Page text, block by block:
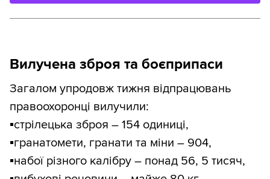
Вилучена зброя та боєприпаси
Загалом упродовж тижня відпрацювань
правоохоронці вилучили:
▪️стрілецька зброя – 154 одиниці,
▪️гранатомети, гранати та міни – 904,
▪️набої різного калібру – понад 56, 5 тисяч,